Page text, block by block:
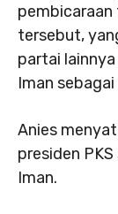
tersebut,
partai
Iman
Anies
presiden
Iman.